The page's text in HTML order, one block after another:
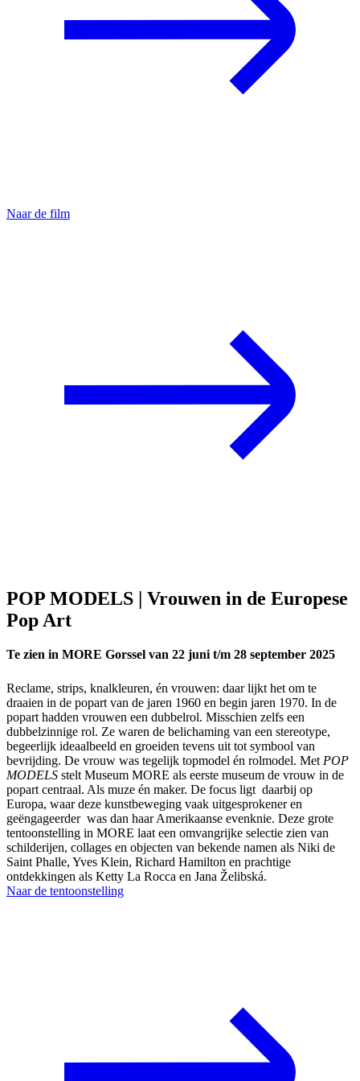
Naar de film
POP MODELS | Vrouwen in de Europese
Pop Art
Te zien in MORE Gorssel van 22 juni t/m 28 september 2025
Reclame, strips, knalkleuren, én vrouwen: daar lijkt het om te
draaien in de popart van de jaren 1960 en begin jaren 1970. In de
popart hadden vrouwen een dubbelrol. Misschien zelfs een
dubbelzinnige rol. Ze waren de belichaming van een stereotype,
begeerlijk ideaalbeeld en groeiden tevens uit tot symbool van
bevrijding. De vrouw was tegelijk topmodel én rolmodel. Met POP
MODELS stelt Museum MORE als eerste museum de vrouw in de
popart centraal. Als muze én maker. De focus ligt daarbij op
Europa, waar deze kunstbeweging vaak uitgesprokener en
geëngageerder was dan haar Amerikaanse evenknie. Deze grote
tentoonstelling in MORE laat een omvangrijke selectie zien van
schilderijen, collages en objecten van bekende namen als Niki de
Saint Phalle, Yves Klein, Richard Hamilton en prachtige
ontdekkingen als Ketty La Rocca en Jana Želibská.
Naar de tentoonstelling